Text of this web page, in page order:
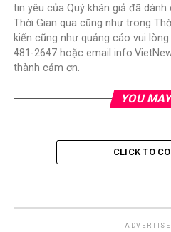
tin yêu của Quý khán giả đã dành
Thời Gian qua cũng như trong
kiến cũng như quảng cáo vui
481-2647 hoặc email
thành cảm ơn.
YOU
CLICK TO